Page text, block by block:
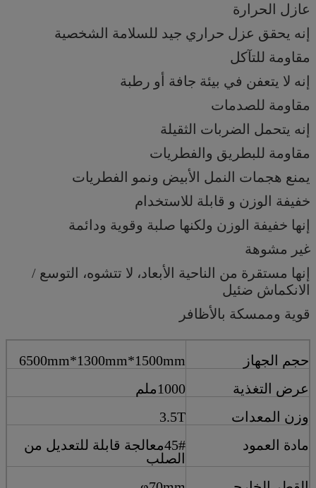
عازل الحرارة
إنه يحقق عزل حراري جيد للسلامة الشخصية
مقاومة للتآكل
إنه لا يتعفن في بيئة جافة أو رطبة
مقاومة للصدمات
إنه يتحمل الضربات الثقيلة
مقاومة للبطريق والفطريات
يمنع هجمات النمل الأبيض ونمو الفطريات
خفيفة الوزن و قابلة للاستخدام
إنها خفيفة الوزن ولكنها صلبة وقوية ودائمة
غير مشوهة
إنها مستقرة من الناحية الأبعاد، لا تتشوه، التوسع /
الانكماش ضئيل
قوية وممسكة بالأظافر
حجم الجهاز
6500mm*1300mm*1500mm
عرض التغذية
1000ملم
وزن المعدات
3.5T
مادة العمود
45#معالجة قابلة للتعديل من
الصلب